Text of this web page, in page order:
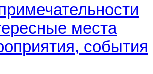
места
события